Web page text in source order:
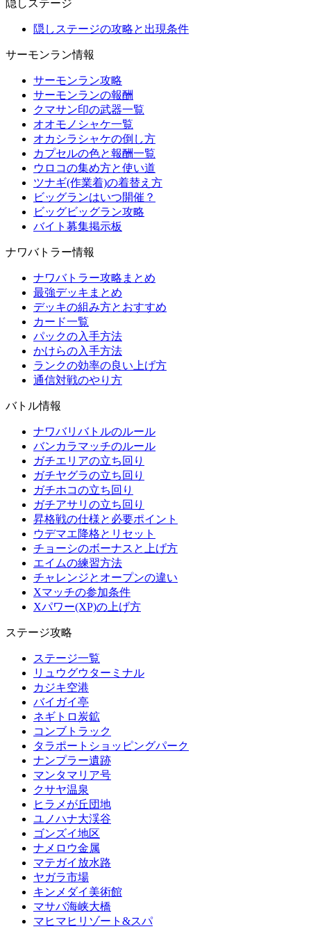
隠しステージ
隠しステージの攻略と出現条件
サーモンラン情報
サーモンラン攻略
サーモンランの報酬
クマサン印の武器一覧
オオモノシャケ一覧
オカシラシャケの倒し方
カプセルの色と報酬一覧
ウロコの集め方と使い道
ツナギ(作業着)の着替え方
ビッグランはいつ開催？
ビッグビッグラン攻略
バイト募集掲示板
ナワバトラー情報
ナワバトラー攻略まとめ
最強デッキまとめ
デッキの組み方とおすすめ
カード一覧
パックの入手方法
かけらの入手方法
ランクの効率の良い上げ方
通信対戦のやり方
バトル情報
ナワバリバトルのルール
バンカラマッチのルール
ガチエリアの立ち回り
ガチヤグラの立ち回り
ガチホコの立ち回り
ガチアサリの立ち回り
昇格戦の仕様と必要ポイント
ウデマエ降格とリセット
チョーシのボーナスと上げ方
エイムの練習方法
チャレンジとオープンの違い
Xマッチの参加条件
Xパワー(XP)の上げ方
ステージ攻略
ステージ一覧
リュウグウターミナル
カジキ空港
バイガイ亭
ネギトロ炭鉱
コンブトラック
タラポートショッピングパーク
ナンプラー遺跡
マンタマリア号
クサヤ温泉
ヒラメが丘団地
ユノハナ大渓谷
ゴンズイ地区
ナメロウ金属
マテガイ放水路
ヤガラ市場
キンメダイ美術館
マサバ海峡大橋
マヒマヒリゾート&スパ